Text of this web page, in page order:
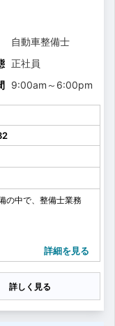
自動車整備士
正社員
9:00am ～ 6:00pm
の中で、整備士業務
に付随する雑務
詳細を見る
詳しく見る